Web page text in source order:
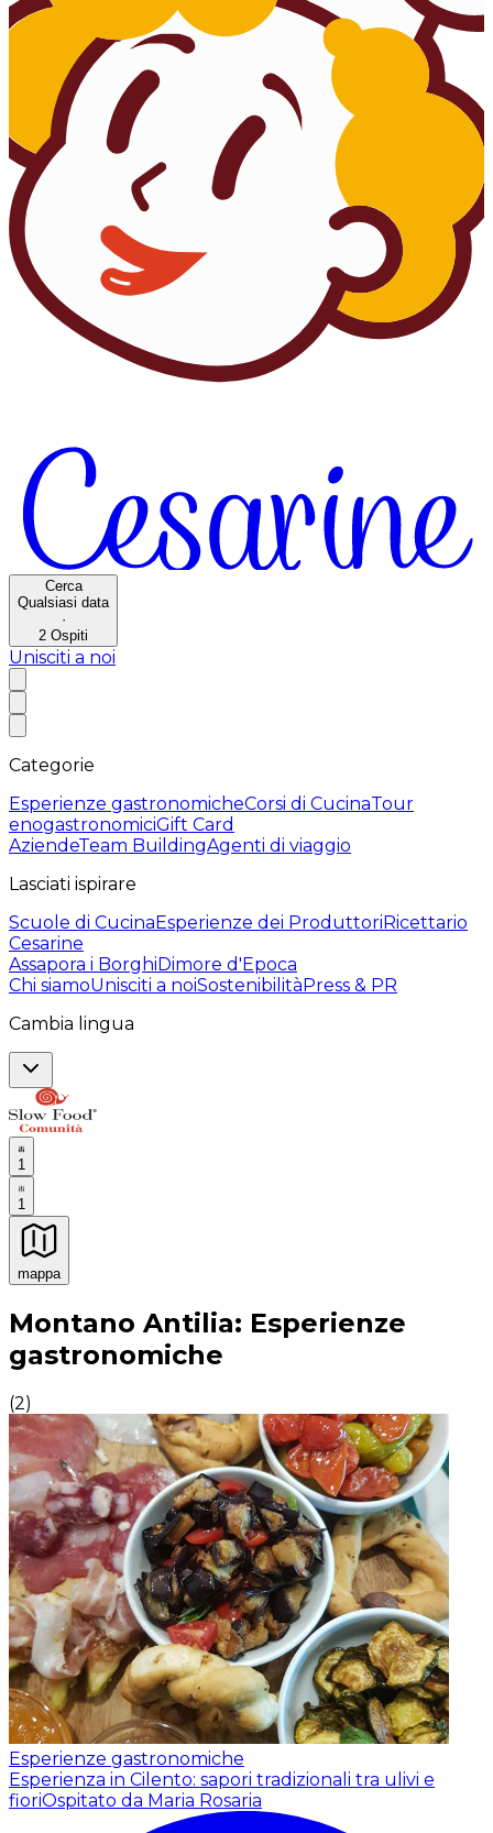
Cerca
Qualsiasi data
·
2 Ospiti
Unisciti a noi
Categorie
Esperienze gastronomicheCorsi di CucinaTour
enogastronomiciGift Card
AziendeTeam BuildingAgenti di viaggio
Lasciati ispirare
Scuole di CucinaEsperienze dei ProduttoriRicettario
Cesarine
Assapora i BorghiDimore d'Epoca
Chi siamoUnisciti a noiSostenibilitàPress & PR
Cambia lingua
1
1
mappa
Esperienze culinarie indimenticabili: Esperienze
Montano Antilia: Esperienze
gastronomiche
(2)
Esperienze gastronomiche
Esperienza in Cilento: sapori tradizionali tra ulivi e
fioriOspitato da Maria Rosaria